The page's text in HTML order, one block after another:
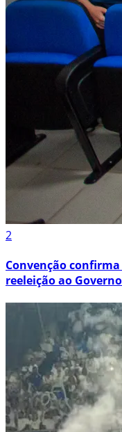
2
Convenção
reeleição ao